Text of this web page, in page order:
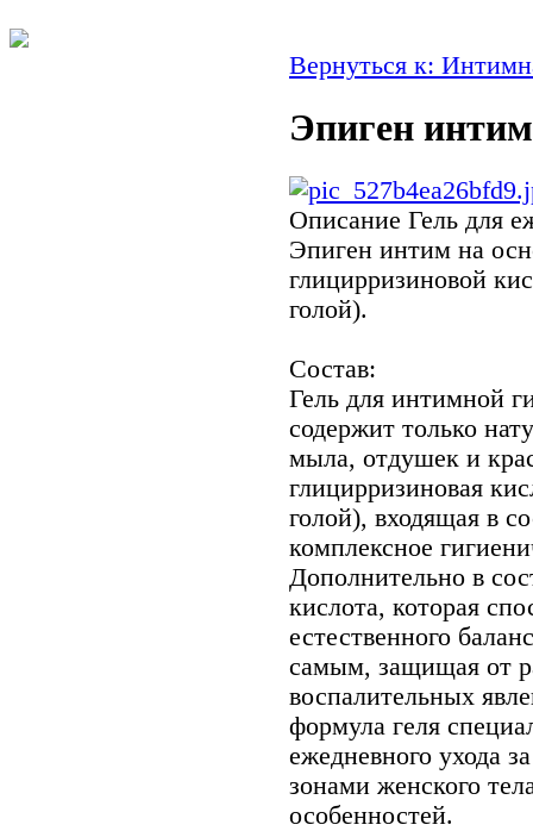
Вернуться к:
Эпиген
Описание Гель для
Эпиген интим на
глицирризиновой
голой).
Состав:
Гель для интимной
содержит только
мыла, отдушек и
глицирризиновая
голой), входящая в
комплексное
Дополнительно в
кислота, которая
естественного
самым, защищая от
воспалительных
формула геля
ежедневного ухода
зонами женского
особенностей.